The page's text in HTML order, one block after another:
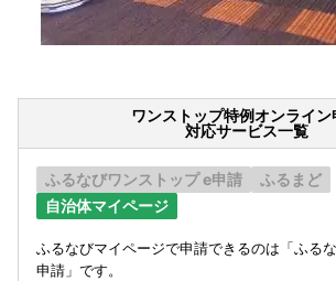
ワンストップ特例オンライン
対応サービス一覧
ふるなびワンストップ e申請
ふるまど
自治体マイページ
ふるなびマイページで申請できるのは「ふる
申請」です。